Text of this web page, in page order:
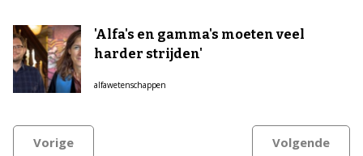
'Alfa's en gamma's moeten veel
harder strijden'
alfawetenschappen
Vorige Volgende